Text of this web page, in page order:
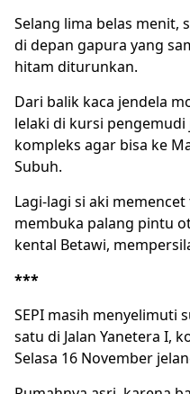
Selang lima belas menit,
di depan gapura yang
hitam diturunkan.
Dari balik kaca jendela
lelaki di kursi
kompleks agar bisa ke
Subuh.
Lagi-lagi si aki
membuka palang pintu
kental Betawi,
***
SEPI masih menyelimuti
satu di Jalan Yanetera I,
Selasa 16 November